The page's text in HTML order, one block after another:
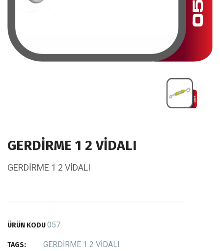
GERDİRME 1 2 VİDALI
GERDİRME 1 2 VİDALI
ÜRÜN KODU057
TAGS: GERDİRME 1 2 VİDALI